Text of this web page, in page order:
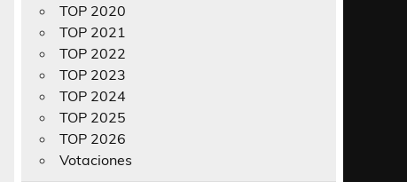
TOP 2020
TOP 2021
TOP 2022
TOP 2023
TOP 2024
TOP 2025
TOP 2026
Votaciones